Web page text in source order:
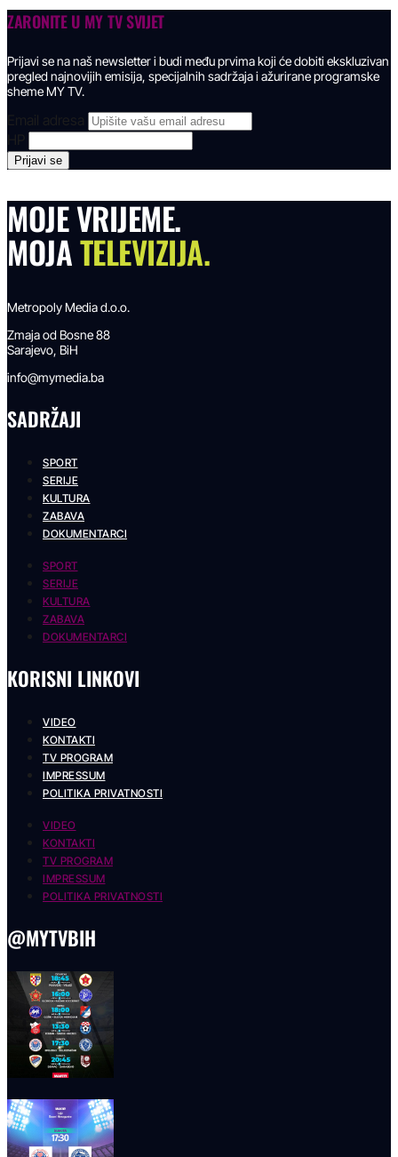
ZARONITE U MY TV SVIJET
Prijavi se na naš newsletter i budi među prvima koji će dobiti ekskluzivan
pregled najnovijih emisija, specijalnih sadržaja i ažurirane programske
sheme MY TV.
Email adresa
MOJE VRIJEME.
MOJATELEVIZIJA.
Metropoly Media d.o.o.
Zmaja od Bosne 88
Sarajevo, BiH
info@mymedia.ba
SADRŽAJI
SPORT
SERIJE
KULTURA
ZABAVA
DOKUMENTARCI
SPORT
SERIJE
KULTURA
ZABAVA
DOKUMENTARCI
KORISNI LINKOVI
VIDEO
KONTAKTI
TV PROGRAM
IMPRESSUM
POLITIKA PRIVATNOSTI
VIDEO
KONTAKTI
TV PROGRAM
IMPRESSUM
POLITIKA PRIVATNOSTI
@MYTVBIH